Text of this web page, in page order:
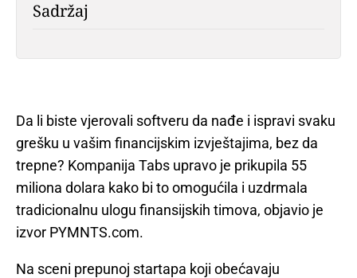
Sadržaj
Da li biste vjerovali softveru da nađe i ispravi svaku
grešku u vašim financijskim izvještajima, bez da
trepne? Kompanija Tabs upravo je prikupila 55
miliona dolara kako bi to omogućila i uzdrmala
tradicionalnu ulogu finansijskih timova, objavio je
izvor PYMNTS.com.
Na sceni prepunoj startapa koji obećavaju